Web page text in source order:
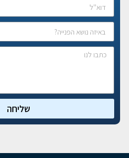
שליחה